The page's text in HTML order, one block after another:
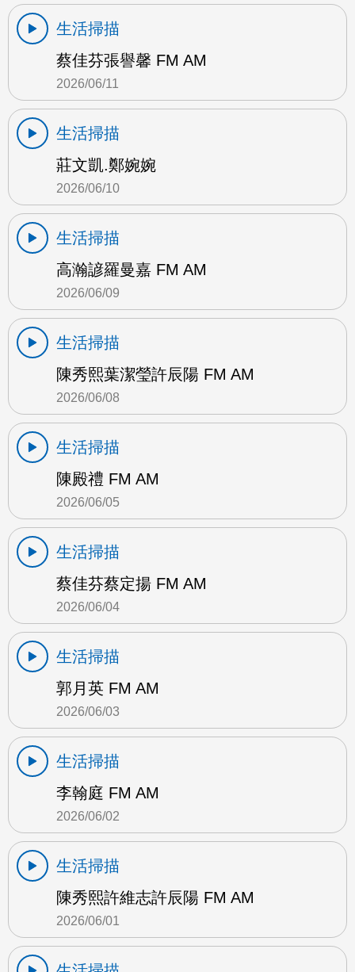
生活掃描
蔡佳芬張譽馨 FM AM
2026/06/11
生活掃描
莊文凱.鄭婉婉
2026/06/10
生活掃描
高瀚諺羅曼嘉 FM AM
2026/06/09
生活掃描
陳秀熙葉潔瑩許辰陽 FM AM
2026/06/08
生活掃描
陳殿禮 FM AM
2026/06/05
生活掃描
蔡佳芬蔡定揚 FM AM
2026/06/04
生活掃描
郭月英 FM AM
2026/06/03
生活掃描
李翰庭 FM AM
2026/06/02
生活掃描
陳秀熙許維志許辰陽 FM AM
2026/06/01